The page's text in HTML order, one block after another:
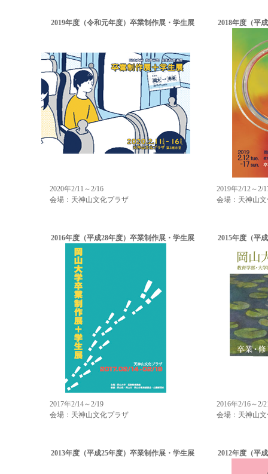
2019年度（令和元年度）卒業制作展・学生展
2020年2/11～2/16
会場：天神山文化プラザ
2018年度（平
2019年2/12～2/
会場：天神山
2016年度（平成28年度）卒業制作展・学生展
2017年2/14～2/19
会場：天神山文化プラザ
2015年度（平
2016年2/16～2/
会場：天神山
2013年度（平成25年度）卒業制作展・学生展 2012年度（平